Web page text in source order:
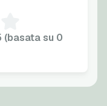
(basata su 0